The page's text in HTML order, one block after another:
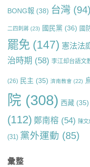
BONG報 (38) 台灣 (94)
二四刺蔣 (23) 國民黨 (36) 國
罷免 (147) 憲法法
治時期 (58) 李江却台語文
(26) 民主 (35) 濟南教會 (22)
院 (308) 西藏 (35)
(112) 鄭南榕 (54) 陳
(31) 黨外運動 (85)
彙整